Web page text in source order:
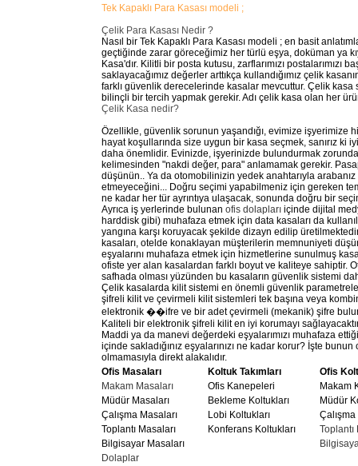
Tek Kapaklı Para Kasası modeli ;
Çelik Para Kasası Nedir ?
Nasıl bir Tek Kapaklı Para Kasası modeli ; en basit
geçtiğinde zarar göreceğimiz her türlü eşya, doküman ya
Kasa'dır. Kilitli bir posta kutusu, zarflarımızı
saklayacağımız değerler arttıkça kullandığımız çelik
farklı güvenlik derecelerinde kasalar mevcuttur. Çelik
bilinçli bir tercih yapmak gerekir. Adı çelik kasa olan her
Çelik Kasa nedir?
Özellikle, güvenlik sorunun yaşandığı, evimize işyerimize
hayat koşullarında size uygun bir kasa seçmek, sanırız ki
daha önemlidir. Evinizde, işyerinizde bulundurmak
kelimesinden "nakdi değer, para" anlamamak gerekir.
düşünün.. Ya da otomobilinizin yedek anahtarıyla arabanız
etmeyeceğini... Doğru seçimi yapabilmeniz için gereken
ne kadar her tür ayrıntıya ulaşacak, sonunda doğru bir
Ayrıca iş yerlerinde bulunan ofis dolapları içinde dijital
harddisk gibi) muhafaza etmek için data kasaları da
yangına karşı koruyacak şekilde dizayn edilip
kasaları, otelde konaklayan müşterilerin memnuniyeti
eşyalarını muhafaza etmek için hizmetlerine sunulmuş
ofiste yer alan kasalardan farklı boyut ve kaliteye sahiptir.
safhada olması yüzünden bu kasaların güvenlik sistemi
Çelik kasalarda kilit sistemi en önemli güvenlik
şifreli kilit ve çevirmeli kilit sistemleri tek başına veya
elektronik ��ifre ve bir adet çevirmeli (mekanik) şifre
Kaliteli bir elektronik şifreli kilit en iyi korumayı
Maddi ya da manevi değerdeki eşyalarımızı muhafaza
içinde sakladığınız eşyalarınızı ne kadar korur? İşte bunun
olmamasıyla direkt alakalıdır.
Ofis Masaları
Koltuk Takımları
Ofis
Makam Masaları
Ofis Kanepeleri
Makam
Müdür Masaları
Bekleme Koltukları
Müdür
Çalışma Masaları
Lobi Koltukları
Çalışma
Toplantı Masaları
Konferans Koltukları
Toplantı
Bilgisayar Masaları
Dolaplar